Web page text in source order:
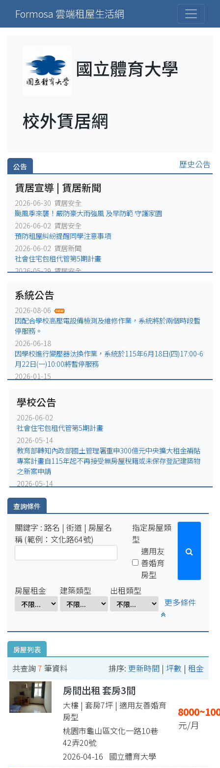
Formosa 雲端租屋生活網
國立體育大學
校外賃居網
公告 歷史公告
賃居宣導 | 賃居新聞
2026-06-30 賃居安全
颱風季來襲！嚴防豪大雨強風 及早防範 守護家園
2026-06-02 賃居安全
預防租屋糾紛提醒同學注意事項
2026-06-02 賃居新聞
社會住宅包租代管第5期計畫
2026-05-29 賃居安全
2026-05-25 賃居安全
賃居退租注意事項
2026-05-18 賃居新聞
校外租屋租金補貼宣導公告
系統公告
2026-08-06
因配合學校高壓電設備檢測及維修作業，系統將於兩個時段暫
停服務。
2026-06-18
因學校進行變壓器汰換作業，系統於115年6月18日(四)17:00-6
月22日(一)10:00將暫停服務
2026-01-15
(五)17:00-1月19日(一)10:00將暫停服務
2025-12-31
因配合學校電力設備緊急維修作業，系統於115年1月2日
(五)17:00-1月5日(一)10:00將暫停服務。
2025-07-29
因配合學校例行性停電作業，系統於114年8月15日(五)16:00-8
月18日(一)10:00將暫停服務。
2025-04-01
因配合學校電氣設備檢修作業，系統於114年4月1日(二)17:00-
4月7日(一)8:00將暫停服務。
學校公告
2026-06-02
社會住宅包租代管第5期計畫
2026-05-14
教育部轉知內政部國土管理署重申300億元中央擴大租金補貼
專案計畫自115年起不再接受無房屋稅籍或未保存登記建築物
之新案申請
2026-05-14
查詢條件
關鍵字 : 路名 | 街道 | 房屋名
稱 (範例：文化路64號)
指定房屋類
型
適用友
善婚育
房型
房屋租金
建築類型
出租類型
更多條件
房屋列表
共查詢7 筆資料 排序: 更新時間 | 坪數 | 租金
房間出租 套房3間
大樓 | 套房7坪 | 適用友善婚育
房型
桃園市龜山區文化一路10巷
42弄20號
2026-04-16 國立體育大學
元/月